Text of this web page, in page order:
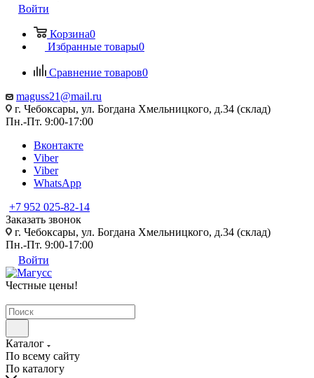
Войти
Корзина0
Избранные товары0
Сравнение товаров0
maguss21@mail.ru
г. Чебоксары, ул. Богдана Хмельницкого, д.34 (склад)
Пн.-Пт. 9:00-17:00
Вконтакте
Viber
Viber
WhatsApp
+7 952 025-82-14
Заказать звонок
г. Чебоксары, ул. Богдана Хмельницкого, д.34 (склад)
Пн.-Пт. 9:00-17:00
Войти
Честные цены!
Каталог
По всему сайту
По каталогу